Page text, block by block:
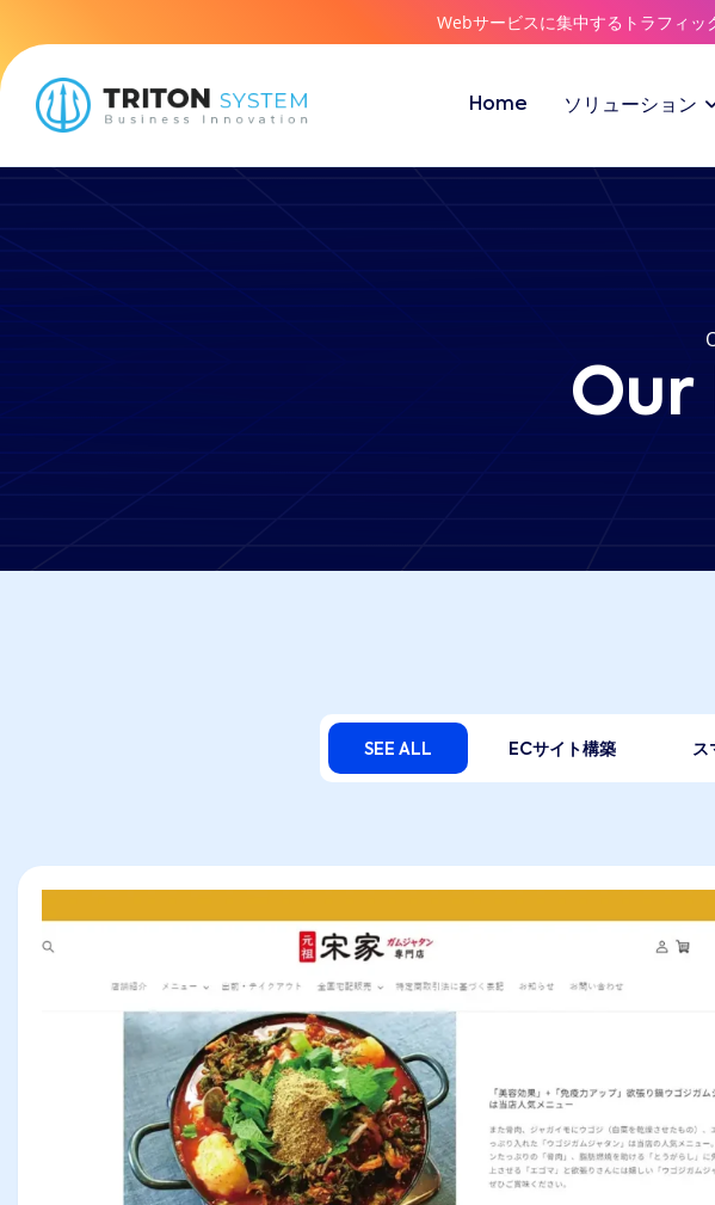
Webサービスに集中するトラフィッ
Home ソリューション
SEE ALL ECサイト構築 ス